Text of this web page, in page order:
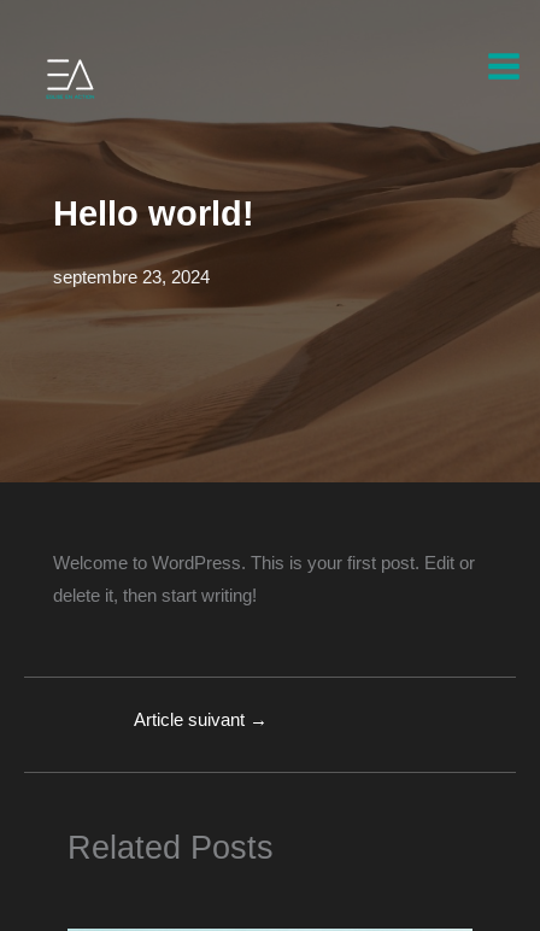
contenu
Hello world!
septembre 23, 2024
Welcome to WordPress. This is your first post. Edit or
delete it, then start writing!
Article suivant →
Related Posts